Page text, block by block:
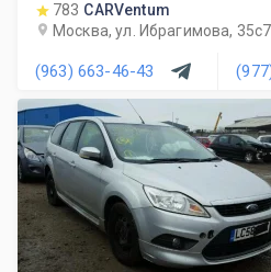
783 CARVentum
Москва, ул. Ибрагимова, 35с7
(963) 663-46-43